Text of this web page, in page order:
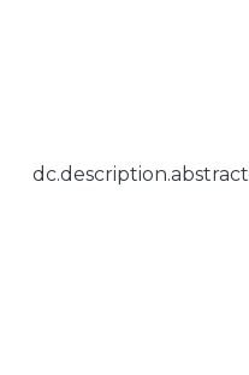
dc.description.abstract